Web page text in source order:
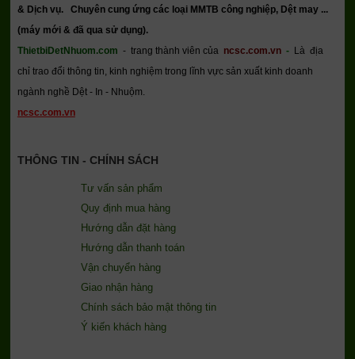
& Dịch vụ. Chuyên cung ứng các loại MMTB công nghiệp, Dệt may ...
(máy mới & đã qua sử dụng).
ThietbiDetNhuom.com - trang thành viên của ncsc.com.vn- Là địa
chỉ trao đổi thông tin, kinh nghiệm trong lĩnh vực sản xuất kinh doanh
ngành nghề Dệt - In - Nhuộm.
ncsc.com.vn
THÔNG TIN - CHÍNH SÁCH
Tư vấn sản phẩm
Quy định mua hàng
Hướng dẫn đặt hàng
Hướng dẫn thanh toán
Vận chuyển hàng
Giao nhận hàng
Chính sách bảo mật thông tin
Ý kiến khách hàng